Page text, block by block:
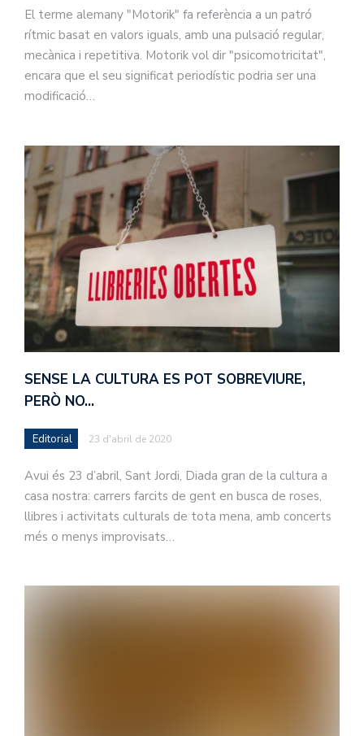
El terme alemany "Motorik" fa referència a un patró
rítmic basat en valors iguals, amb una pulsació regular,
mecànica i repetitiva. Motorik vol dir "psicomotricitat",
encara que el seu significat periodístic podria ser una
modificació…
SENSE LA CULTURA ES POT SOBREVIURE,
PERÒ NO…
Editorial 23 d'abril de 2020
Avui és 23 d’abril, Sant Jordi, Diada gran de la cultura a
casa nostra: carrers farcits de gent en busca de roses,
llibres i activitats culturals de tota mena, amb concerts
més o menys improvisats…